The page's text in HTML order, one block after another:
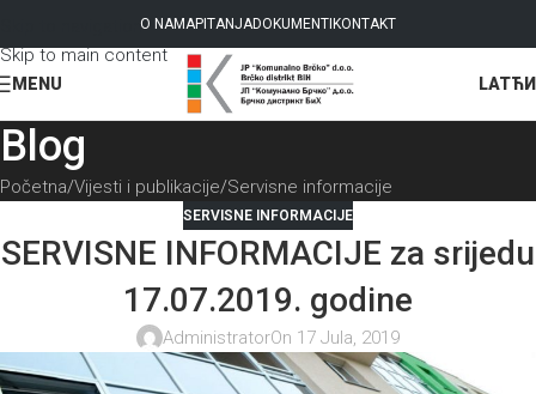
Skip to navigation
Skip to main content
O NAMAPITANJADOKUMENTI KONTAKT
MENU LAT
Blog
Početna Vijesti i publikacije Servisne informacije
SERVISNE INFORMACIJE
SERVISNE INFORMACIJE za srijedu
17.07.2019. godine
AdministratorOn 17 Jula, 2019